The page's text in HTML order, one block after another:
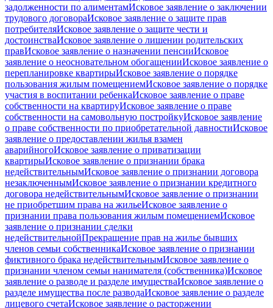
задолженности по алиментамИсковое заявление о заключении
трудового договораИсковое заявление о защите прав
потребителяИсковое заявление о защите чести и
достоинстваИсковое заявление о лишении родительских
правИсковое заявление о назначении пенсииИсковое
заявление о неосновательном обогащенииИсковое заявление о
перепланировке квартирыИсковое заявление о порядке
пользования жилым помещениемИсковое заявление о порядке
участия в воспитании ребенкаИсковое заявление о праве
собственности на квартируИсковое заявление о праве
собственности на самовольную постройкуИсковое заявление
о праве собственности по приобретательной давностиИсковое
заявление о предоставлении жилья взамен
аварийногоИсковое заявление о приватизации
квартирыИсковое заявление о признании брака
недействительнымИсковое заявление о признании договора
незаключеннымИсковое заявление о признании кредитного
договора недействительнымИсковое заявление о признании
не приобретшим права на жильеИсковое заявление о
признании права пользования жилым помещениемИсковое
заявление о признании сделки
недействительнойПрекращение прав на жилье бывших
членов семьи собственникаИсковое заявление о признании
фиктивного брака недействительнымИсковое заявление о
признании членом семьи нанимателя (собственника)Исковое
заявление о разводе и разделе имуществаИсковое заявление о
разделе имущества после разводаИсковое заявление о разделе
лицевого счетаИсковое заявление о расторжении